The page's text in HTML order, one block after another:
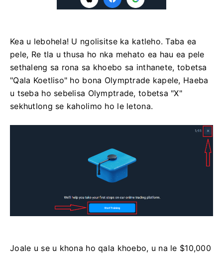
Kea u lebohela! U ngolisitse ka katleho. Taba ea
pele, Re tla u thusa ho nka mehato ea hau ea pele
sethaleng sa rona sa khoebo sa inthanete, tobetsa
"Qala Koetliso" ho bona Olymptrade kapele, Haeba
u tseba ho sebelisa Olymptrade, tobetsa "X"
sekhutlong se kaholimo ho le letona.
Joale u se u khona ho qala khoebo, u na le $10,000